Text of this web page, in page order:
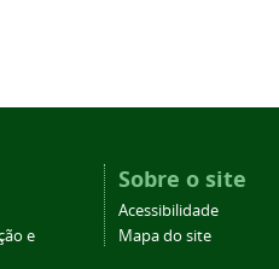
e
Sobre o site
Acessibilidade
Mapa do site